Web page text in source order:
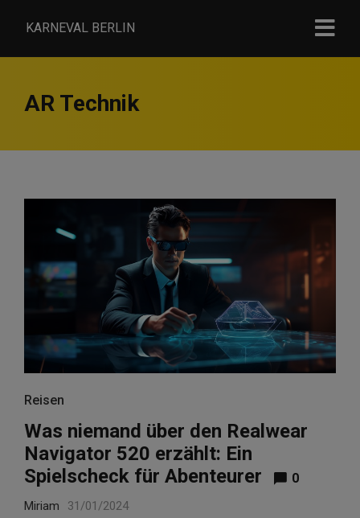
KARNEVAL BERLIN
AR Technik
Reisen
Was niemand über den Realwear
Navigator 520 erzählt: Ein
Spielscheck für Abenteurer
0
Miriam 31/01/2024